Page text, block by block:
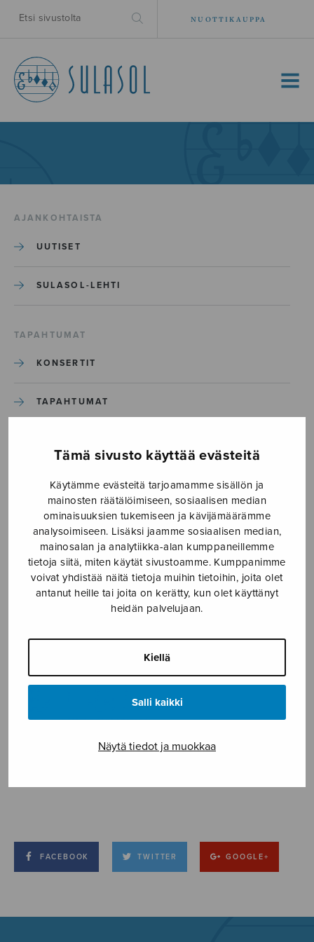
Tämä sivusto käyttää evästeitä
Käytämme evästeitä tarjoamamme sisällön ja
mainosten räätälöimiseen, sosiaalisen median
ominaisuuksien tukemiseen ja kävijämäärämme
analysoimiseen. Lisäksi jaamme sosiaalisen median,
mainosalan ja analytiikka-alan kumppaneillemme
tietoja siitä, miten käytät sivustoamme. Kumppanimme
voivat yhdistää näitä tietoja muihin tietoihin, joita olet
antanut heille tai joita on kerätty, kun olet käyttänyt
heidän palvelujaan.
Kiellä
Salli kaikki
Näytä tiedot ja muokkaa
NUOTTIKAUPPA
MENU
AJANKOHTAISTA
UUTISET
SULASOL-LEHTI
TAPAHTUMAT
KONSERTIT
TAPAHTUMAT
Etusivu › Media › Kevät_S3148
Kevät_S3148
8.10.2025
FACEBOOK TWITTER GOOGLE+